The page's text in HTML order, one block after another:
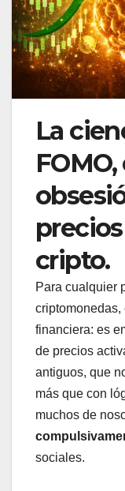
La
cripto.
Para cualquier
financiera: es
de precios
antiguos, que
más que con
muchos de
sociales.